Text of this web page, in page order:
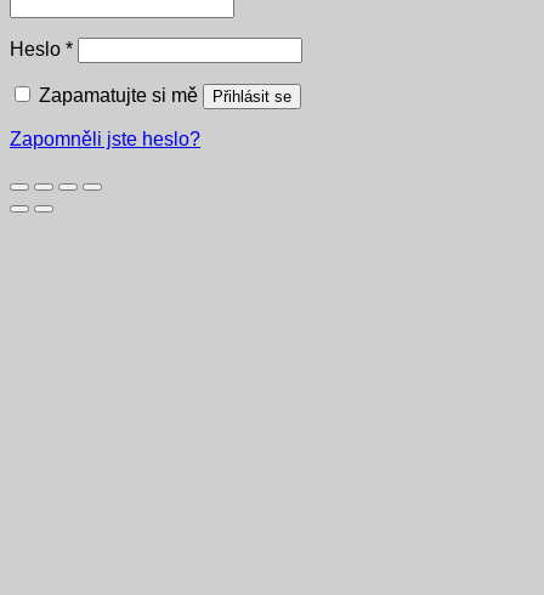
Heslo *Povinné
Zapamatujte si mě Přihlásit se
Zapomněli jste heslo?